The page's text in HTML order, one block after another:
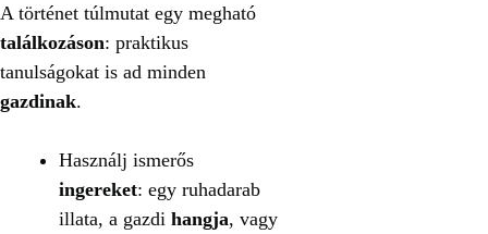
A történet túlmutat egy megható
találkozáson: praktikus
tanulságokat is ad minden
gazdinak.
Használj ismerős
ingereket: egy ruhadarab
illata, a gazdi hangja, vagy